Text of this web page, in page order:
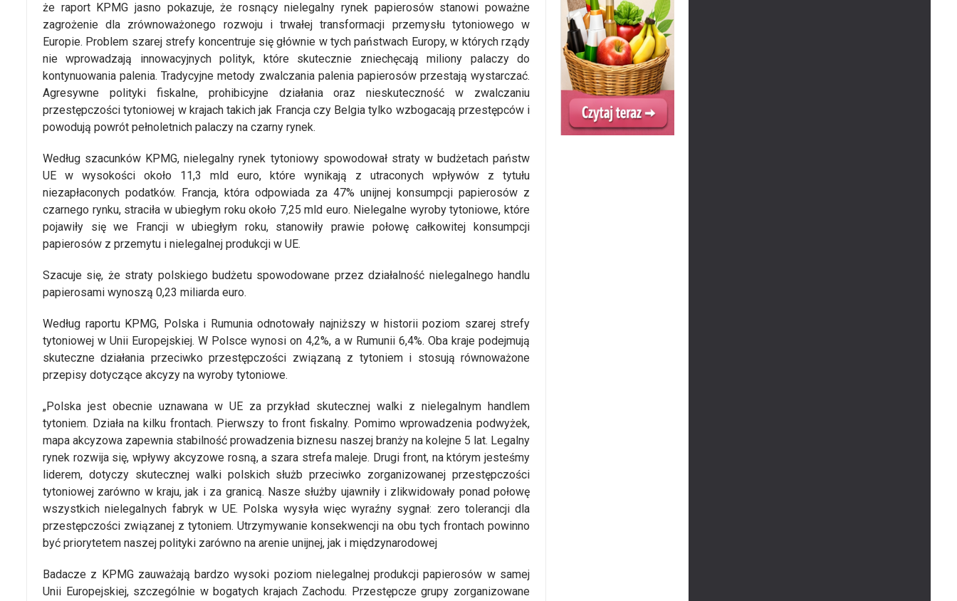
że raport KPMG jasno pokazuje, że rosnący nielegalny rynek papierosów stanowi poważne
zagrożenie dla zrównoważonego rozwoju i trwałej transformacji przemysłu tytoniowego w
Europie. Problem szarej strefy koncentruje się głównie w tych państwach Europy, w których rządy
nie wprowadzają innowacyjnych polityk, które skutecznie zniechęcają miliony palaczy do
kontynuowania palenia. Tradycyjne metody zwalczania palenia papierosów przestają wystarczać.
Agresywne polityki fiskalne, prohibicyjne działania oraz nieskuteczność w zwalczaniu
przestępczości tytoniowej w krajach takich jak Francja czy Belgia tylko wzbogacają przestępców i
powodują powrót pełnoletnich palaczy na czarny rynek.
Według szacunków KPMG, nielegalny rynek tytoniowy spowodował straty w budżetach państw
UE w wysokości około 11,3 mld euro, które wynikają z utraconych wpływów z tytułu
niezapłaconych podatków. Francja, która odpowiada za 47% unijnej konsumpcji papierosów z
czarnego rynku, straciła w ubiegłym roku około 7,25 mld euro. Nielegalne wyroby tytoniowe, które
pojawiły się we Francji w ubiegłym roku, stanowiły prawie połowę całkowitej konsumpcji
papierosów z przemytu i nielegalnej produkcji w UE.
Szacuje się, że straty polskiego budżetu spowodowane przez działalność nielegalnego handlu
papierosami wynoszą 0,23 miliarda euro.
Według raportu KPMG, Polska i Rumunia odnotowały najniższy w historii poziom szarej strefy
tytoniowej w Unii Europejskiej. W Polsce wynosi on 4,2%, a w Rumunii 6,4%. Oba kraje podejmują
skuteczne działania przeciwko przestępczości związaną z tytoniem i stosują równoważone
przepisy dotyczące akcyzy na wyroby tytoniowe.
„Polska jest obecnie uznawana w UE za przykład skutecznej walki z nielegalnym handlem
tytoniem. Działa na kilku frontach. Pierwszy to front fiskalny. Pomimo wprowadzenia podwyżek,
mapa akcyzowa zapewnia stabilność prowadzenia biznesu naszej branży na kolejne 5 lat. Legalny
rynek rozwija się, wpływy akcyzowe rosną, a szara strefa maleje. Drugi front, na którym jesteśmy
liderem, dotyczy skutecznej walki polskich służb przeciwko zorganizowanej przestępczości
tytoniowej zarówno w kraju, jak i za granicą. Nasze służby ujawniły i zlikwidowały ponad połowę
wszystkich nielegalnych fabryk w UE. Polska wysyła więc wyraźny sygnał: zero tolerancji dla
przestępczości związanej z tytoniem. Utrzymywanie konsekwencji na obu tych frontach powinno
być priorytetem naszej polityki zarówno na arenie unijnej, jak i międzynarodowej
Badacze z KPMG zauważają bardzo wysoki poziom nielegalnej produkcji papierosów w samej
Unii Europejskiej, szczególnie w bogatych krajach Zachodu. Przestępcze grupy zorganizowane